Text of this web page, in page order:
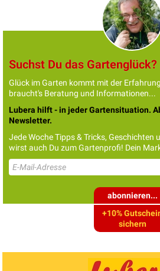
Suchst Du das Gartenglück?
Glück im Garten kommt mit der
braucht's Beratung und Informationen...
Lubera hilft - in jeder Gartensituation.
Newsletter.
Jede Woche Tipps & Tricks, Geschichten
wirst auch Du zum Gartenprofi! Dein
abonnieren...
+10%
sichern